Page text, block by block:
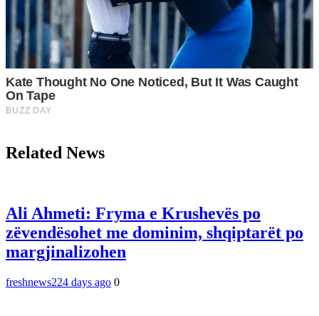
Related News
Ali Ahmeti: Fryma e Krushevës po
zëvendësohet me dominim, shqiptarët po
margjinalizohen
freshnews224 days ago 0